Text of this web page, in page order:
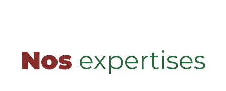
Nos expertises